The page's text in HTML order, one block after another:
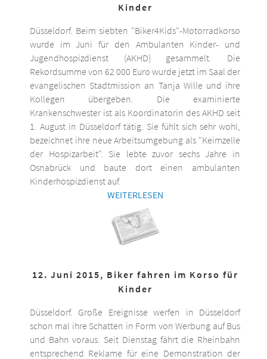
Kinder
Düsseldorf. Beim siebten "Biker4Kids"-Motorradkorso
wurde im Juni für den Ambulanten Kinder- und
Jugendhospizdienst (AKHD) gesammelt. Die
Rekordsumme von 62 000 Euro wurde jetzt im Saal der
evangelischen Stadtmission an Tanja Wille und ihre
Kollegen übergeben. Die examinierte
Krankenschwester ist als Koordinatorin des AKHD seit
1. August in Düsseldorf tätig. Sie fühlt sich sehr wohl,
bezeichnet ihre neue Arbeitsumgebung als "Keimzelle
der Hospizarbeit". Sie lebte zuvor sechs Jahre in
Osnabrück und baute dort einen ambulanten
Kinderhospizdienst auf.
WEITERLESEN
12. Juni 2015, Biker fahren im Korso für
Kinder
Düsseldorf. Große Ereignisse werfen in Düsseldorf
schon mal ihre Schatten in Form von Werbung auf Bus
und Bahn voraus. Seit Dienstag fährt die Rheinbahn
entsprechend Reklame für eine Demonstration der